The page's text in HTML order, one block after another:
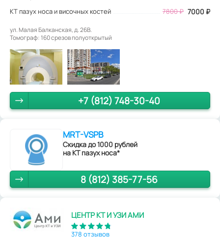
КТ пазух носа и височных костей 7800 ₽ 7000 ₽
ул. Малая Балканская, д. 26В.
Томограф: 160 срезов полуоткрытый
+7 (812) 748-30-40
MRT-VSPB
Скидка до 1000 рублей
на КТ пазух носа*
8 (812) 385-77-56
ЦЕНТР КТ И УЗИ АМИ
378 отзывов